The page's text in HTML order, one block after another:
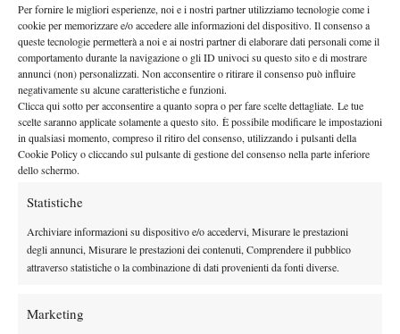
Per fornire le migliori esperienze, noi e i nostri partner utilizziamo tecnologie come i
cookie per memorizzare e/o accedere alle informazioni del dispositivo. Il consenso a
queste tecnologie permetterà a noi e ai nostri partner di elaborare dati personali come il
comportamento durante la navigazione o gli ID univoci su questo sito e di mostrare
annunci (non) personalizzati. Non acconsentire o ritirare il consenso può influire
negativamente su alcune caratteristiche e funzioni.
Clicca qui sotto per acconsentire a quanto sopra o per fare scelte dettagliate. Le tue
scelte saranno applicate solamente a questo sito. È possibile modificare le impostazioni
in qualsiasi momento, compreso il ritiro del consenso, utilizzando i pulsanti della
Cookie Policy o cliccando sul pulsante di gestione del consenso nella parte inferiore
dello schermo.
Statistiche
Archiviare informazioni su dispositivo e/o accedervi, Misurare le prestazioni
degli annunci, Misurare le prestazioni dei contenuti, Comprendere il pubblico
attraverso statistiche o la combinazione di dati provenienti da fonti diverse.
Marketing
di Sajur.La testa di serie numero 7 del torneo israeliano è stato
difatti sconfitto in finale da uno dei tanti giocatori di “casa”
presenti in tabellone, ossiaYshai Oliel, terza testa di serie, col
punteggio di6-1 7-6(6).Un vero peccato per il 24enne di
Monselice, che può comunque essere soddisfatto del torneo
disputato, in quanto per la prima volta in carriera ha raggiunto la
finale in un evento ITF.
TAGGED:Elisabetta Cocciaretto